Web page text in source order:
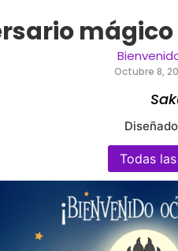
Octubre 8,
Todas